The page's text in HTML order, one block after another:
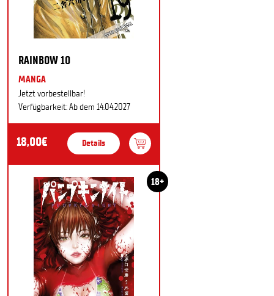
RAINBOW 10
MANGA
Jetzt vorbestellbar!
Verfügbarkeit: Ab dem 14.04.2027
18,00€ Details
18+